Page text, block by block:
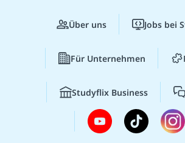
Über uns Jobs bei
Für Unternehmen
Studyflix Business